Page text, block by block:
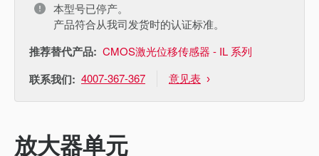
本型号已停产。
产品符合从我司发货时的认证标准。
推荐替代产品: CMOS激光位移传感器 - IL 系列
联系我们: 4007-367-367 意见表
放大器单元